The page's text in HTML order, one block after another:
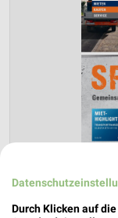
Durch Klicken auf